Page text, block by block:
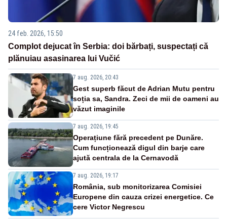
24 feb. 2026, 15:50
Complot dejucat în Serbia: doi bărbați, suspectați că
plănuiau asasinarea lui Vučić
7 aug. 2026, 20:43
Gest superb făcut de Adrian Mutu pentru
soția sa, Sandra. Zeci de mii de oameni au
văzut imaginile
7 aug. 2026, 19:45
Operațiune fără precedent pe Dunăre.
Cum funcționează digul din barje care
ajută centrala de la Cernavodă
7 aug. 2026, 19:17
România, sub monitorizarea Comisiei
Europene din cauza crizei energetice. Ce
cere Victor Negrescu